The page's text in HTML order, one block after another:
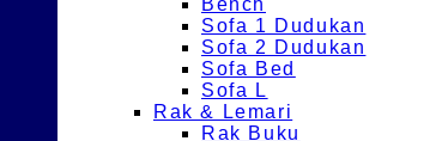
Bench
Sofa 1 Dudukan
Sofa 2 Dudukan
Sofa Bed
Sofa L
Rak & Lemari
Rak Buku